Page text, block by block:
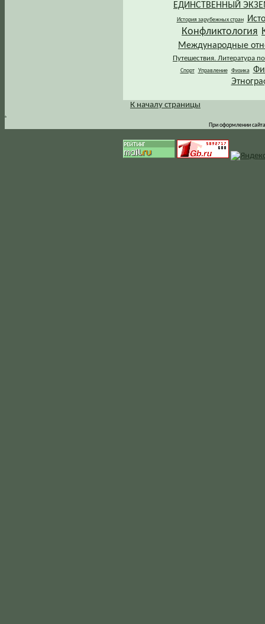
ЕДИНСТВЕННЫЙ
История зарубежных стран
Конфликтология
Международные
Путешествия. Литература
Спорт Управление Физика
.
К началу страницы
При оформлении